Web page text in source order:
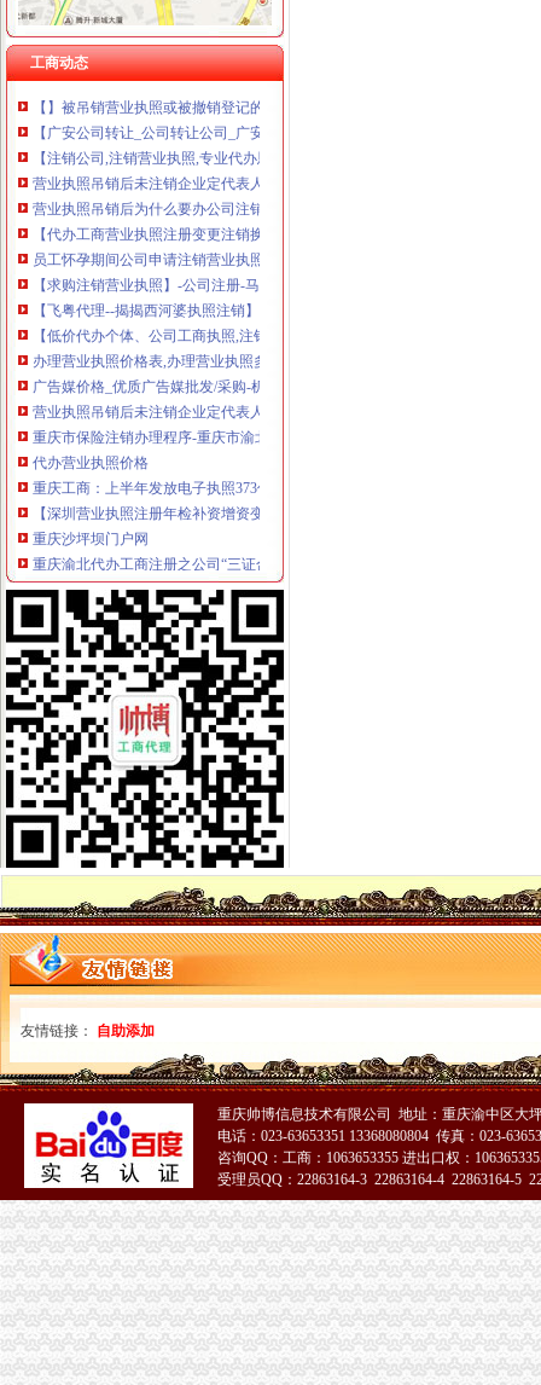
工商动态
矿产资源采矿许可（新立、变更、延续、注销）-重庆市南岸区
重庆个体工商户请注意！这四类形将被制注销-经典重庆新闻中心-
我是个体工商户人,下面是12年和人签的协议。现在不想租了。想把
【广安公司转让_公司转让公司_广安公司转让代理/费用】-广安百姓网
【注销公司,注销营业执照,专业代办恩赐财务】-其他-广州赶集网
营业执照吊销后未注销企业定代表人要进＂名单＂-浙江民营企业
营业执照吊销后为什么要办公司注销,不注销有什么后果
【代办工商营业执照注册变更注销换证等】-公司注册-九江赶集网
员工怀孕期间公司申请注销营业执照
【求购注销营业执照】-公司注册-马鞍山赶集网
【飞粤代理--揭揭西河婆执照注销】-代理记帐-深圳赶集网
【低价代办个体、公司工商执照,注销,代帐_低价代办公司开业一
办理营业执照价格表,办理营业执照多少钱/报价走势-中国制造网
广告媒价格_优质广告媒批发/采购-机电之家
营业执照吊销后未注销企业定代表人要进＂名单＂-浙江民营企业
重庆市保险注销办理程序-重庆市渝北区社保局信息网
代办营业执照价格
重庆工商：上半年发放电子执照373份处置“空壳公司”3.35万户-工商
【深圳营业执照注册年检补资增资变更注销】-其他生活配送-深圳赶集网
重庆沙坪坝门户网
重庆渝北代办工商注册之公司“三证合一”登记制度-商务服务
重庆工商注册|重庆注册公司|重庆工商年检|重庆办照-重庆酷易搜
电子商务营业执照_批发价格_厂家_图片_勤加缘网
榆林公司注销程序、工商营业执照办理流程、公司注销流程及费用哪家
北京批“五证合一”营业执照颁发8企业领照重庆晚报网_重庆生活
重庆商报（营业执照注销）登报_重庆工商注册_重庆列表网
我想注销营业执照,可以在网上操作吗？需要怎么操作呢？_问答-【中
企业人歇业、撤销或被吊销营业执照后的诉讼主体资格
上海商报电话办理营业执照丢失登报/公司注销登报上海
附件：重庆市保险注销登记表-三茅资料-三茅人力资源网
科技一般纳税人营业执照、代办股权变更、注销迁移转让-天津58同城
登报,挂失,营业执照登报,公司注销,税务登记证挂失,挂
重庆江津：工商登记注册进入“互联网+”时代_未来网
一步发网|重庆企业转让|重庆执照转让|重庆公司注册代理
营业执照注销公告西安晚报怎么办,报,160-389_西安市长安区王氏
重庆：16家外资企业出资未到位被吊销执照
今后个体户注销可走简易程序现场核实当日办结销户-新华时政-新华网
重庆市环境保护局关于申请注销重庆市高新区二郎科技新城A2-1-2号地
登报,挂失,营业执照登报,公司注销,税务登记证挂失,挂
租赁合同终止后房屋承租人未迁出（注销）工商执照引发纠纷的司处
22_重庆公司注册代理,重庆工商注册代办公司,重庆工商年检服务,
代办餐饮营业执照_批发价格_厂家_图片_勤加缘网
重庆代办营业执照,代办公司注册流程及费用,青蜂企服！
关于印发《重庆市对外劳务合作经营资格管理办》的通知
重庆市大足区-走进大足
合川县云门铁工厂与合川区工商管理局注销工商登记一审裁定书
重庆营业执照注销
重庆晚报营业执照遗失、注销声明登报_重庆工商注册_重庆列表网
登报,挂失,营业执照登报,公司注销,税务登记证挂失,挂
员工怀孕期间公司申请注销营业执照
重庆公司注册代办花多少钱-中华机械网
【代办营业执照,公司变更,注销等业务】-公司注册-天津赶集网
北京晚报登报挂失_遗失声明登报_北京晚报注销登报电话_营业执照
矿产资源采矿许可（新立、变更、延续、注销）-重庆市南岸区
友情链接： 自助添加
重庆帅博信息技术有限公司 地址：重庆渝中区大
电话：023-63653351 13368080804 传真：023-
咨询QQ：工商：1063653355 进出口权：
受理员QQ：22863164-3 22863164-4 22863164-5